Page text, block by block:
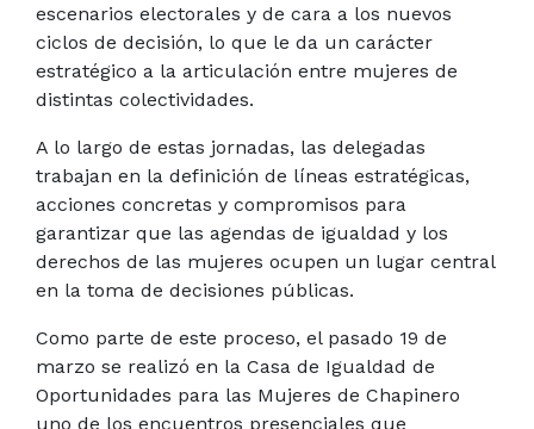
escenarios electorales y de cara a los nuevos
ciclos de decisión, lo que le da un carácter
estratégico a la articulación entre mujeres de
distintas colectividades.
A lo largo de estas jornadas, las delegadas
trabajan en la definición de líneas estratégicas,
acciones concretas y compromisos para
garantizar que las agendas de igualdad y los
derechos de las mujeres ocupen un lugar central
en la toma de decisiones públicas.
Como parte de este proceso, el pasado 19 de
marzo se realizó en la Casa de Igualdad de
Oportunidades para las Mujeres de Chapinero
uno de los encuentros presenciales que